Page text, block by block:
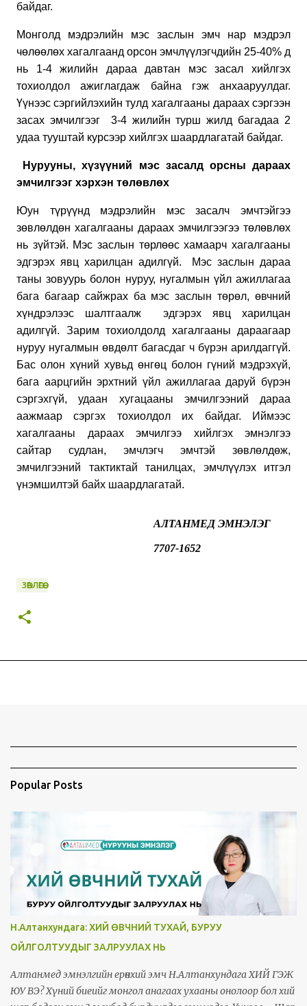
байдаг.
Монголд мэдрэлийн мэс заслын эмч нар мэдрэл
чөлөөлөх хагалгаанд орсон эмчлүүлэгчдийн 25-40% д
нь 1-4 жилийн дараа давтан мэс засал хийлгэх
тохиолдол ажиглагдаж байна гэж анхааруулдаг.
Үүнээс сэргийлэхийн тулд хагалгааны дараах сэргээн
засах эмчилгээг
3-4 жилийн турш жилд багадаа 2
удаа тууштай курсээр хийлгэх шаардлагатай байдаг.
Нурууны, хүзүүний мэс засалд орсны дараах
эмчилгээг хэрхэн төлөвлөх
Юун түрүүнд мэдрэлийн мэс засалч эмчтэйгээ
зөвлөлдөн хагалгааны дараах эмчилгээгээ төлөвлөх
нь зүйтэй. Мэс заслын төрлөөс хамаарч хагалгааны
эдгэрэх явц харилцан адилгүй.
Мэс заслын дараа
таны зовуурь болон нуруу, нугалмын үйл ажиллагаа
бага багаар сайжрах ба мэс заслын төрөл, өвчний
хүндрэлээс шалтгаалж эдгэрэх явц харилцан
адилгүй. Зарим тохиолдолд хагалгааны дараагаар
нуруу нугалмын өвдөлт багасдаг ч бүрэн арилдаггүй.
Бас олон хүний хувьд өнгөц болон гүний мэдрэхүй,
бага аарцгийн эрхтний үйл ажиллагаа даруй бүрэн
сэргэхгүй, удаан хугацааны эмчилгээний дараа
аажмаар сэргэх тохиолдол их байдаг. Иймээс
хагалгааны дараах эмчилгээ хийлгэх эмнэлгээ
сайтар судлан, эмчлэгч эмчтэй зөвлөлдөж,
эмчилгээний тактиктай танилцах, эмчлүүлэх итгэл
үнэмшилтэй байх шаардлагатай.
АЛТАНМЕД ЭМНЭЛЭГ
7707-1652
ЗӨВЛӨГӨӨ
Popular Posts
Н.Алтанхундага: ХИЙ ӨВЧНИЙ ТУХАЙ, БУРУУ
ОЙЛГОЛТУУДЫГ ЗАЛРУУЛАХ НЬ
Алтанмед эмнэлгийн ерөнхий эмч Н.Алтанхундага ХИЙ ГЭЖ
ЮУ ВЭ? Хүний биеийг монгол анагаах ухааны онолоор бол хий